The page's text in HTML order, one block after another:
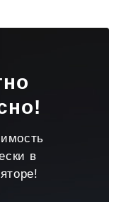
в